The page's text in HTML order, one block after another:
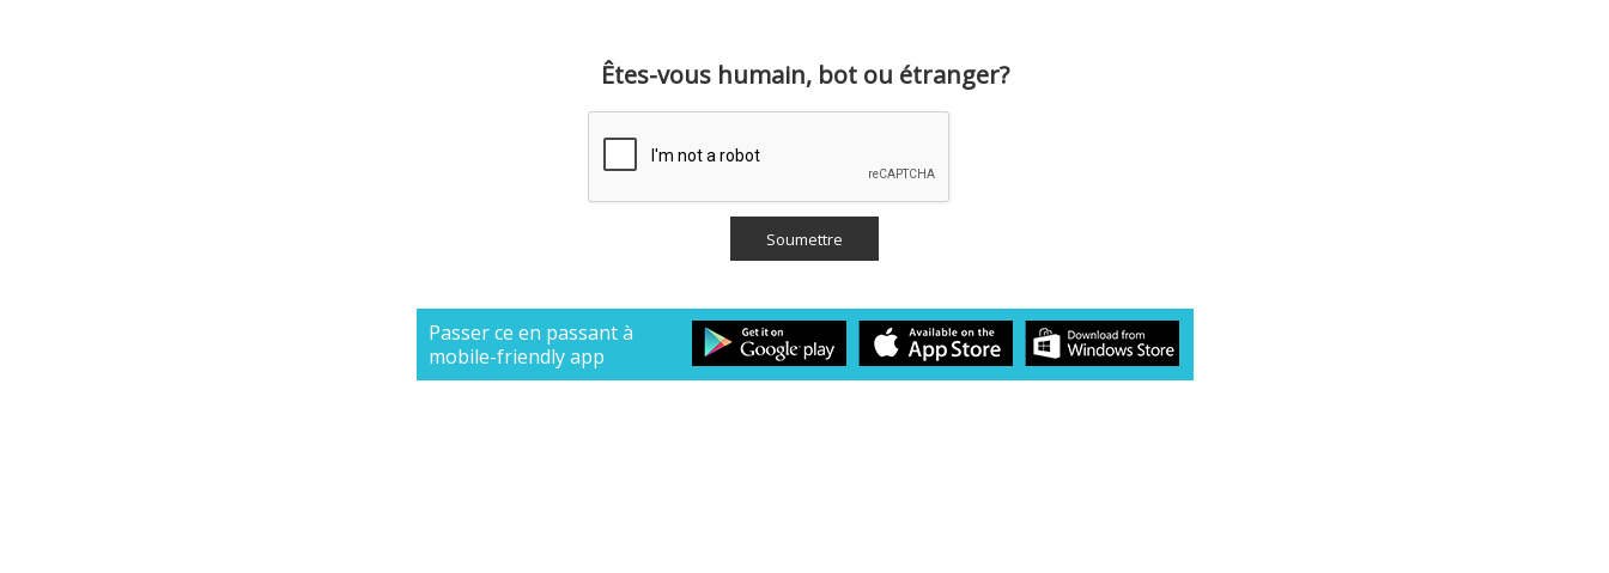
Êtes-vous humain, bot ou étranger?
Passer ce en passant à
mobile-friendly app